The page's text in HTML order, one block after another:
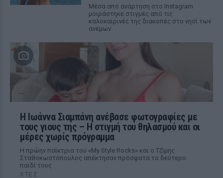
Μέσα από ανάρτηση στο Instagram
μοιράστηκε στιγμές από τις
καλοκαιρινές της διακοπές στο νησί των
ανέμων
H Ιωάννα Σιαμπάνη ανέβασε φωτογραφίες με
τους γιους της – Η στιγμή του θηλασμού και οι
μέρες χωρίς πρόγραμμα
Η πρώην παίκτρια του «My Style Rocks» και ο Τζίμης
Σταθοκωστόπουλος απέκτησαν πρόσφατα το δεύτερο
παιδί τους
ΧΤΕΣ